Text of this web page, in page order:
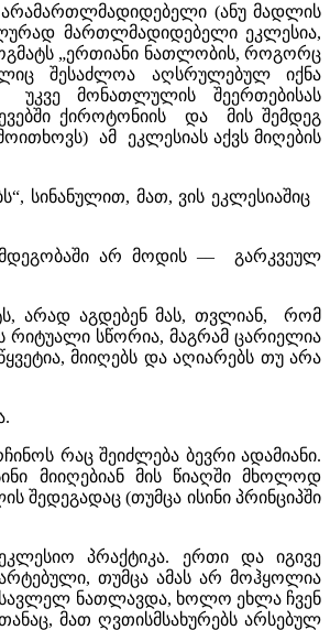
არამართლმადიდებელი (ანუ მადლის
მართლმადიდებელი ეკლესია,
„ერთიანი ნათლობის, როგორც
შესაძლოა აღსრულებულ იქნა
უკვე მონათლულის შეერთებისას
ქიროტონიის და მის შემდეგ
ამ ეკლესიას აქვს მიღების
სინანულით, მათ, ვის ეკლესიაშიც
არ მოდის –– გარკვეულ
არად აგდებენ მას, თვლიან, რომ
სწორია, მაგრამ ცარიელია
მიიღებს და აღიარებს თუ არა
რაც შეიძლება ბევრი ადამიანი.
მიიღებიან მის წიაღში მხოლოდ
(თუმცა ისინი პრინციპში
პრაქტიკა. ერთი და იგივე
თუმცა ამას არ მოჰყოლია
ნათლავდა, ხოლო ეხლა ჩვენ
მათ ღვთისმსახურებს არსებულ